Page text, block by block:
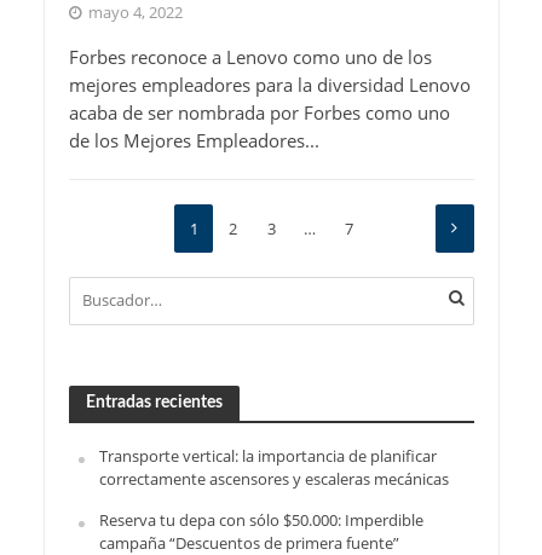
mayo 4, 2022
Forbes reconoce a Lenovo como uno de los
mejores empleadores para la diversidad Lenovo
acaba de ser nombrada por Forbes como uno
de los Mejores Empleadores...
1 2 3 … 7
Entradas recientes
Transporte vertical: la importancia de planificar
correctamente ascensores y escaleras mecánicas
Reserva tu depa con sólo $50.000: Imperdible
campaña “Descuentos de primera fuente”